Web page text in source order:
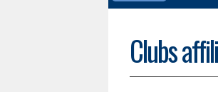
Clubs